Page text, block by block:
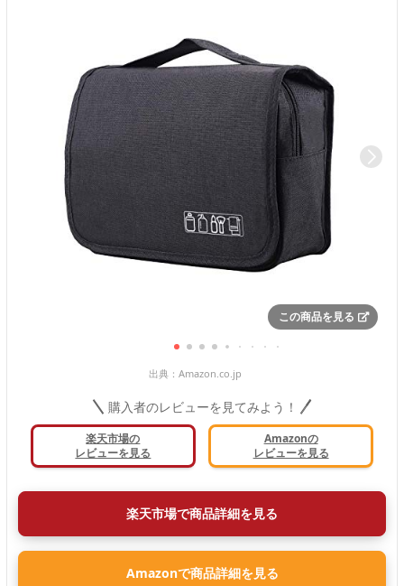
この商品を見る
出典： Amazon.co.jp
購入者のレビューを見てみよう！
楽天市場の
レビューを見る
Amazonの
レビューを見る
楽天市場で商品詳細を見る
Amazonで商品詳細を見る